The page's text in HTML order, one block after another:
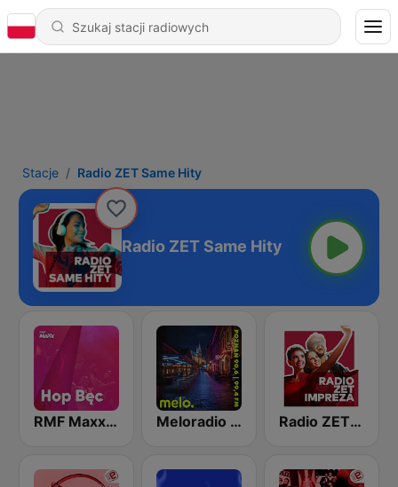
Stacje Radio ZET Same Hity
Radio ZET Same Hity
RMF Maxxx Hop Bec Meloradio Poznań Radio ZET Party